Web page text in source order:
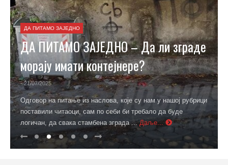
ДА ПИТАМО ЗАЈЕДНО
ДА ПИТАМО ЗАЈЕДНО – Да ли зграде
морају имати контејнере?
- 21/07/2025
Одговор на питање из наслова, које су нам у нашој рубрици
поставили читаоци, сам по себи би требало да буде
логичан, да свака стамбена зграда ... Даље...